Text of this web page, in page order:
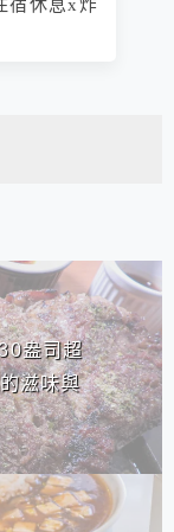
宿休息x炸
盎司超
滋味與